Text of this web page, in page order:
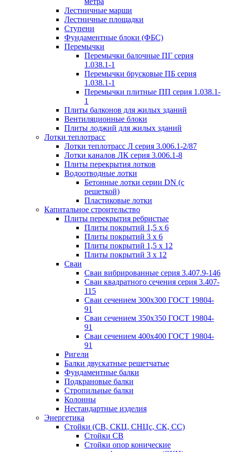
Лестничные марши
Лестничные площадки
Ступени
Фундаментные блоки (ФБС)
Перемычки
Перемычки балочные ПГ серия
1.038.1-1
Перемычки брусковые ПБ серия
1.038.1-1
Перемычки плитные ПП серия 1.038.1-
1
Плиты балконов для жилых зданий
Вентиляционные блоки
Плиты лоджий для жилых зданий
Лотки теплотрасс
Лотки теплотрасс Л серия 3.006.1-2/87
Лотки каналов ЛК серия 3.006.1-8
Плиты перекрытия лотков
Водоотводные лотки
Бетонные лотки серии DN (с
решеткой)
Пластиковые лотки
Капитальное строительство
Плиты перекрытия ребристые
Плиты покрытий 1,5 x 6
Плиты покрытий 3 x 6
Плиты покрытий 1,5 x 12
Плиты покрытий 3 x 12
Сваи
Сваи вибрированные серия 3.407.9-146
Сваи квадратного сечения серия 3.407-
115
Сваи сечением 300х300 ГОСТ 19804-
91
Сваи сечением 350х350 ГОСТ 19804-
91
Сваи сечением 400х400 ГОСТ 19804-
91
Ригели
Балки двускатные решетчатые
Фундаментные балки
Подкрановые балки
Стропильные балки
Колонны
Нестандартные изделия
Энергетика
Стойки (СВ, СКЦ, СНЦс, СК, СС)
Стойки СВ
Стойки опор конические